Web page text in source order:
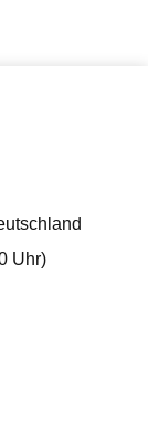
Uhr)